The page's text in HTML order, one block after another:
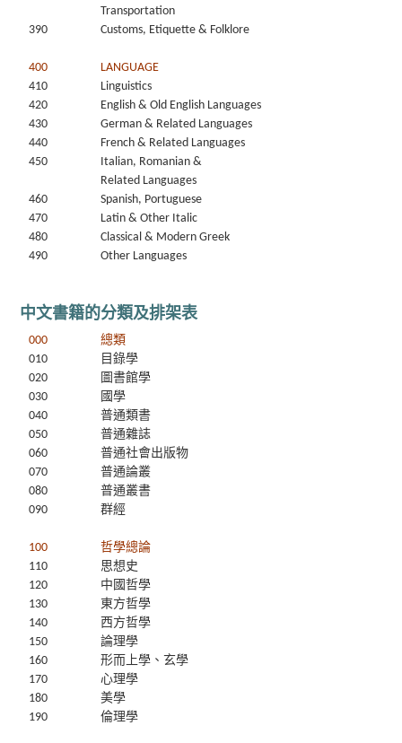
Transportation
390
Customs, Etiquette & Folklore
400
LANGUAGE
410
Linguistics
420
English & Old English Languages
430
German & Related Languages
440
French & Related Languages
450
Italian, Romanian &
Related Languages
460
Spanish, Portuguese
470
Latin & Other Italic
480
Classical & Modern Greek
490
Other Languages
中文書籍的分類及排架表
000
總類
010
目錄學
020
圖書館學
030
國學
040
普通類書
050
普通雜誌
060
普通社會出版物
070
普通論叢
080
普通叢書
090
群經
100
哲學總論
110
思想史
120
中國哲學
130
東方哲學
140
西方哲學
150
論理學
160
形而上學、玄學
170
心理學
180
美學
190
倫理學